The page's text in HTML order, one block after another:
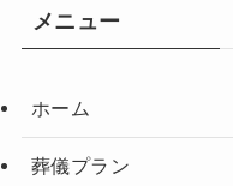
メニュー
ホーム
葬儀プラン